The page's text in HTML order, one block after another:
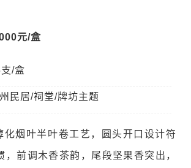
元/盒
/盒
民居/祠堂/牌坊主题
化烟叶半叶卷工艺，圆头开口设计符
，前调木香茶韵，尾段坚果香突出，